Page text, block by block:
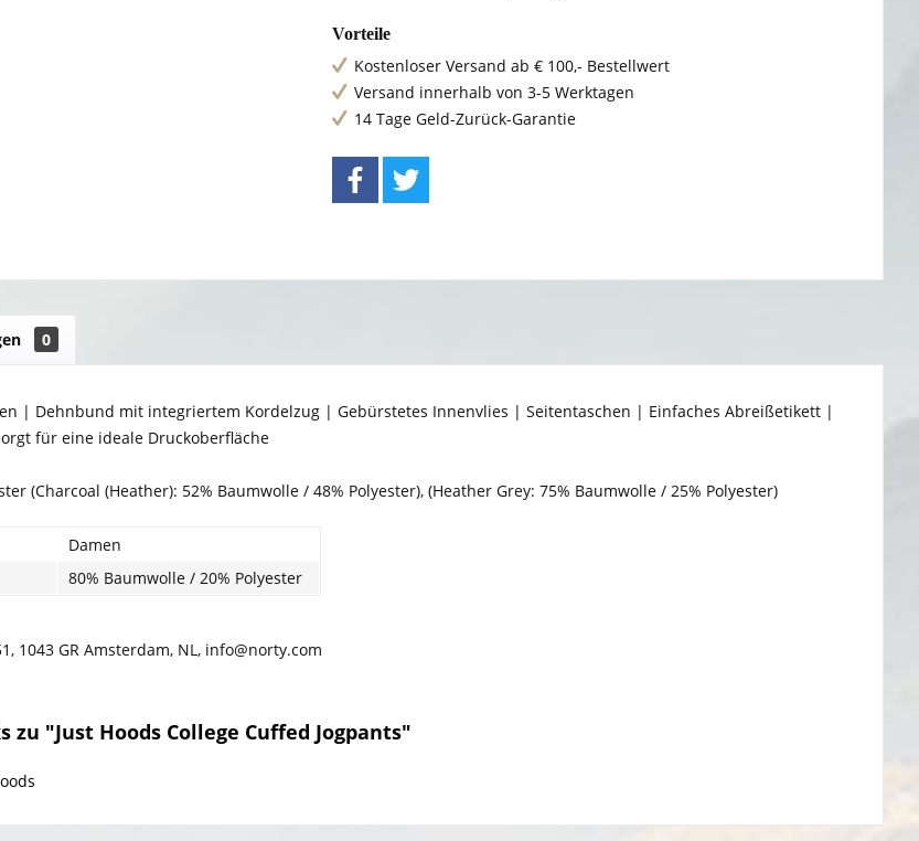
Vorteile
Kostenloser Versand ab € 100,- Bestellwert
Versand innerhalb von 3-5 Werktagen
14 Tage Geld-Zurück-Garantie
0
| Dehnbund mit integriertem Kordelzug | Gebürstetes Innenvlies | Seitentaschen | Einfaches Abreißetikett |
für eine ideale Druckoberfläche
(Charcoal (Heather): 52% Baumwolle / 48% Polyester), (Heather Grey: 75% Baumwolle / 25% Polyester)
Damen
80% Baumwolle / 20% Polyester
1043 GR Amsterdam, NL, info@norty.com
"Just Hoods College Cuffed Jogpants"